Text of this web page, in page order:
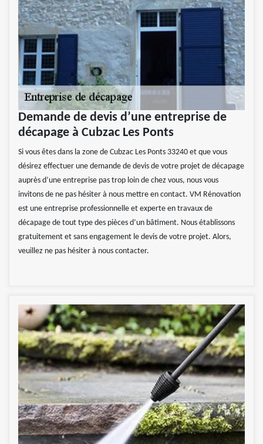
Demande de devis d’une entreprise de
décapage à Cubzac Les Ponts
Si vous êtes dans la zone de Cubzac Les Ponts 33240 et que vous
désirez effectuer une demande de devis de votre projet de décapage
auprès d’une entreprise pas trop loin de chez vous, nous vous
invitons de ne pas hésiter à nous mettre en contact. VM Rénovation
est une entreprise professionnelle et experte en travaux de
décapage de tout type des pièces d’un bâtiment. Nous établissons
gratuitement et sans engagement le devis de votre projet. Alors,
veuillez ne pas hésiter à nous contacter.